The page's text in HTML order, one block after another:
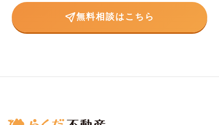
無料相談はこちら